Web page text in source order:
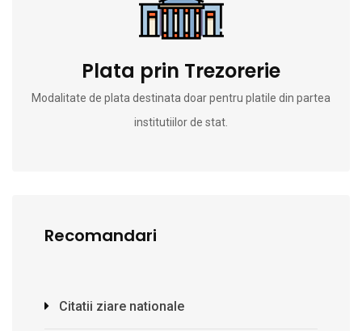
Plata prin Trezorerie
Modalitate de plata destinata doar pentru platile din partea
institutiilor de stat.
Recomandari
Citatii ziare nationale